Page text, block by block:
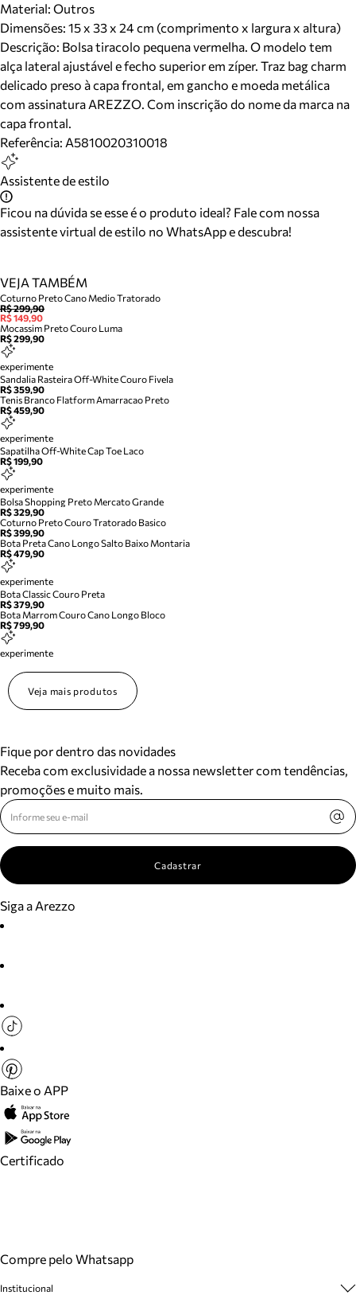
Material: Outros
Dimensões: 15 x 33 x 24 cm (comprimento x largura x altura)
Descrição: Bolsa tiracolo pequena vermelha. O modelo tem
alça lateral ajustável e fecho superior em zíper. Traz bag charm
delicado preso à capa frontal, em gancho e moeda metálica
com assinatura AREZZO. Com inscrição do nome da marca na
capa frontal.
Referência: A5810020310018
Assistente de estilo
Ficou na dúvida se esse é o produto ideal? Fale com nossa
assistente virtual de estilo no WhatsApp e descubra!
VEJA TAMBÉM
Coturno Preto Cano Medio Tratorado
R$ 299,90
R$ 149,90
Mocassim Preto Couro Luma
R$ 299,90
experimente
Sandalia Rasteira Off-White Couro Fivela
R$ 359,90
Tenis Branco Flatform Amarracao Preto
R$ 459,90
experimente
Sapatilha Off-White Cap Toe Laco
R$ 199,90
experimente
Bolsa Shopping Preto Mercato Grande
R$ 329,90
Coturno Preto Couro Tratorado Basico
R$ 399,90
Bota Preta Cano Longo Salto Baixo Montaria
R$ 479,90
experimente
Bota Classic Couro Preta
R$ 379,90
Bota Marrom Couro Cano Longo Bloco
R$ 799,90
experimente
Veja mais produtos
Fique por dentro das novidades
Receba com exclusividade a nossa newsletter com tendências,
promoções e muito mais.
Cadastrar
Siga a Arezzo
Baixe o APP
Certificado
Compre pelo Whatsapp
Institucional